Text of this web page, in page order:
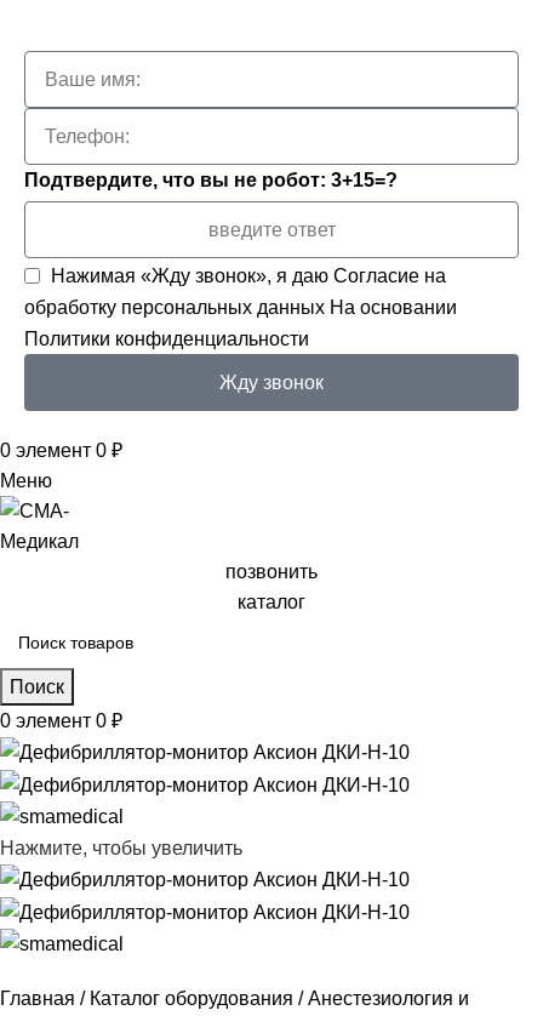
Подтвердите, что вы не робот: 3+15=?
Нажимая «Жду звонок», я даю Согласие на
обработку персональных данных На основании
Политики конфиденциальности
Жду звонок
0 элемент 0 ₽
Меню
позвонить
каталог
Поиск
0 элемент 0 ₽
Нажмите, чтобы увеличить
Главная Каталог оборудования
Анестезиология и